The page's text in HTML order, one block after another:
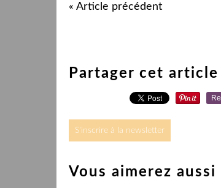
« Article précédent
Partager cet article
S'inscrire à la newsletter
Vous aimerez aussi